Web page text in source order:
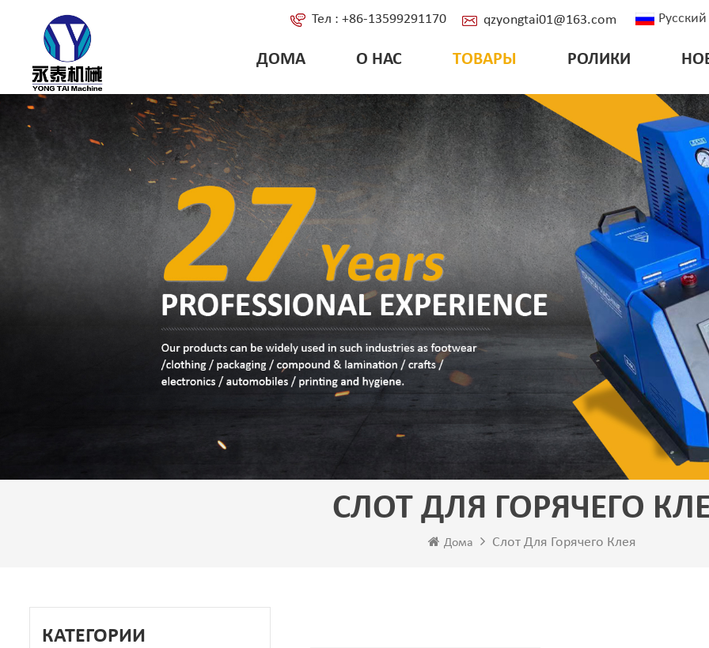
Русский
Тел : +86-13599291170 qzyongtai01@163.com
ДОМА О НАС ТОВАРЫ РОЛИКИ
СЛОТ ДЛЯ ГОРЯЧЕГО
Дома Слот Для Горячего Клея
КАТЕГОРИИ